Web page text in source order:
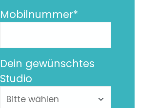
Pflichtfeld
Mobilnummer*
Dein gewünschtes
Studio